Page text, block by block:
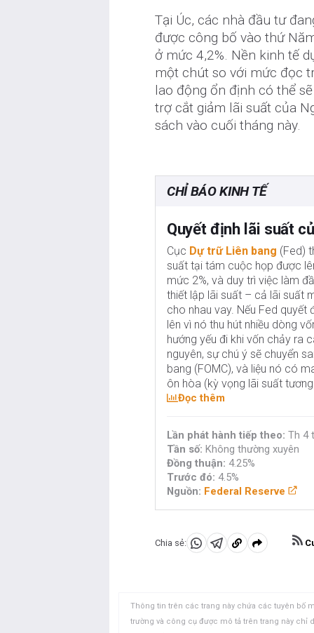
Tại Úc, các nhà đầu tư
được công bố vào thứ
ở mức 4,2%. Nền kinh tế
một chút so với mức đọc
lao động ổn định có thể
trợ cắt giảm lãi suất của
sách vào cuối tháng này.
CHỈ BÁO KINH TẾ
Quyết định lãi suất
Cục Dự trữ Liên bang (Fed)
suất tại tám cuộc họp được
mức 2%, và duy trì việc làm
thiết lập lãi suất – cả lãi suất
cho nhau vay. Nếu Fed quyết
lên vì nó thu hút nhiều dòng
hướng yếu đi khi vốn chảy ra
nguyên, sự chú ý sẽ chuyển
bang (FOMC), và liệu nó có
ôn hòa (kỳ vọng lãi suất tương
Đọc thêm
Lần phát hành tiếp theo: Th 4
Tần số: Không thường xuyên
Đồng thuận: 4.25%
Trước đó: 4.5%
Nguồn: Federal Reserve
Chia sẻ:
Chia
WhatsApp
Chia
Telegram
Sao
khay
nhớ
Thông tin trên các trang này chứa các tuyên bố
trường và công cụ được mô tả trên trang này chỉ